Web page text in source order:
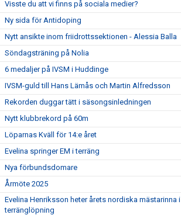
Visste du att vi finns på sociala medier?
Ny sida för Antidoping
Nytt ansikte inom friidrottssektionen - Alessia Balla
Söndagsträning på Nolia
6 medaljer på IVSM i Huddinge
IVSM-guld till Hans Lämås och Martin Alfredsson
Rekorden duggar tätt i säsongsinledningen
Nytt klubbrekord på 60m
Löparnas Kväll för 14:e året
Evelina springer EM i terräng
Nya förbundsdomare
Årmöte 2025
Evelina Henriksson heter årets nordiska mästarinna i
terränglöpning